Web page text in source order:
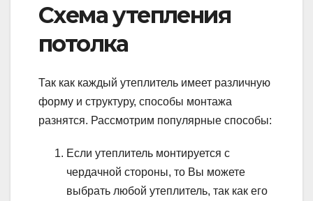
Схема утепления
потолка
Так как каждый утеплитель имеет различную
форму и структуру, способы монтажа
разнятся. Рассмотрим популярные способы:
Если утеплитель монтируется с
чердачной стороны, то Вы можете
выбрать любой утеплитель, так как его